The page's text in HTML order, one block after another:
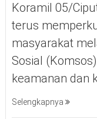
Koramil 05/
terus
masyarakat
Sosial
keamanan dan
Selengkapnya